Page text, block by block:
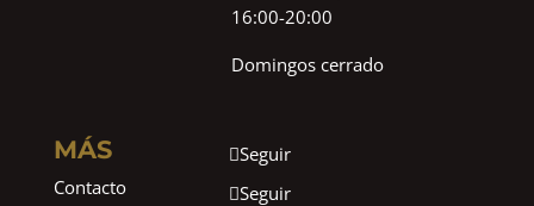
16:00-20:00
Domingos cerrado
MÁS
Contacto
Seguir
Seguir